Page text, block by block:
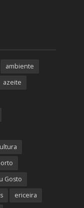
ambiente
azeite
Gosto
ericeira